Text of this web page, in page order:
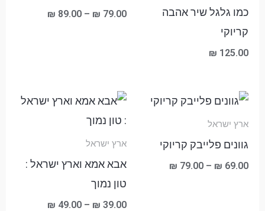
כמו גלגל שיר אהבה
קריוקי
₪ 125.00
₪ 79.00
–
₪ 89.00
ארץ ישראל
גוונים פלייבק קריוקי
₪ 69.00
–
₪ 79.00
טווח
מחירים:
⁦₪ 79.00⁩
ארץ ישראל
אבא אמא וארץ ישראל :
טון נמוך
₪ 39.00
–
₪ 49.00
טווח